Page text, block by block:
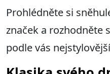
Prohlédněte si
značek a rozhodněte
podle vás